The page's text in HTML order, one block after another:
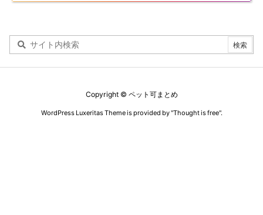
Copyright © ペット可まとめ
WordPress Luxeritas Theme is provided by "Thought is free".